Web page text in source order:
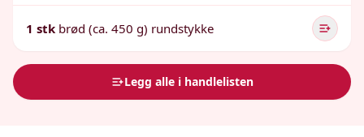
1 stk brød (ca. 450 g) rundstykke
Legg alle i handlelisten